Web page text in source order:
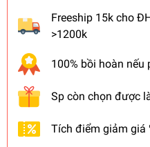
Freeship 15k cho
>1200k
100% bồi hoàn nếu
Sp còn chọn được
Tích điểm giảm giá